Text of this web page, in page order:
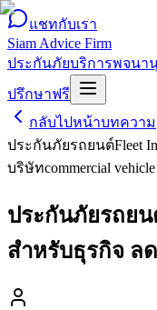
แชทกับเรา
Siam Advice Firm
ประกันภัยบริการพจนา
ปรึกษาฟรี
กลับไปหน้าบทความ
ประกันภัยรถยนต์Fleet
บริษัทcommercial
ประกันภัยรถยน
สำหรับธุรกิจ ลด